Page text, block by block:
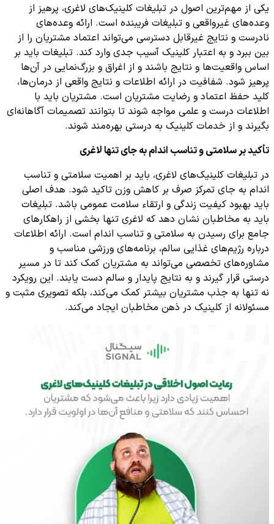
یکی از مهم‌ترین اصول در تبلیغات کلینیک‌های لاغری، پرهیز از
وعده‌های غیرواقعی و تبلیغات فریبنده است. ارائه وعده‌های
نادرست و نتایج غیرقابل دسترسی می‌تواند اعتماد مشتریان را از
بین ببرد و به اعتبار کلینیک آسیب جدی وارد کند. تبلیغات باید بر
اساس واقعیت‌ها و نتایج باشند و از اغراق و بزرگ‌نمایی در آن‌ها
پرهیز شود. شفافیت در ارائه اطلاعات و نتایج واقعی از درمان‌ها،
کلید حفظ اعتماد و رضایت مشتریان است. مشتریان باید با
اطلاعات درست و علمی مواجه شوند تا بتوانند تصمیمات آگاهانه‌ای
بگیرند و از خدمات کلینیک به درستی بهره‌مند شوند.
تأکید بر سلامتی و تناسب اندام به جای تنها لاغری
در تبلیغات کلینیک‌های لاغری، باید بر اهمیت سلامتی و تناسب
اندام به جای تمرکز صرف بر کاهش وزن تاکید شود. هدف اصلی
باید بهبود کیفیت زندگی و ارتقاء سلامت عمومی باشد. تبلیغات
باید به مخاطبان نشان دهد که لاغری تنها بخشی از راهکارهای
جامع برای رسیدن به سلامتی و تناسب اندام است. ارائه اطلاعات
درباره رژیم‌های غذایی سالم، برنامه‌های ورزشی مناسب و
مشاوره‌های تخصصی می‌تواند به مشتریان کمک کند تا در مسیر
درستی قرار گیرند و به نتایج پایدار و سالم دست یابند. این رویکرد
نه تنها به جذب مشتریان بیشتر کمک می‌کند، بلکه تصویری مثبت و
مسئولانه از کلینیک در ذهن مخاطبان ایجاد می‌کند.